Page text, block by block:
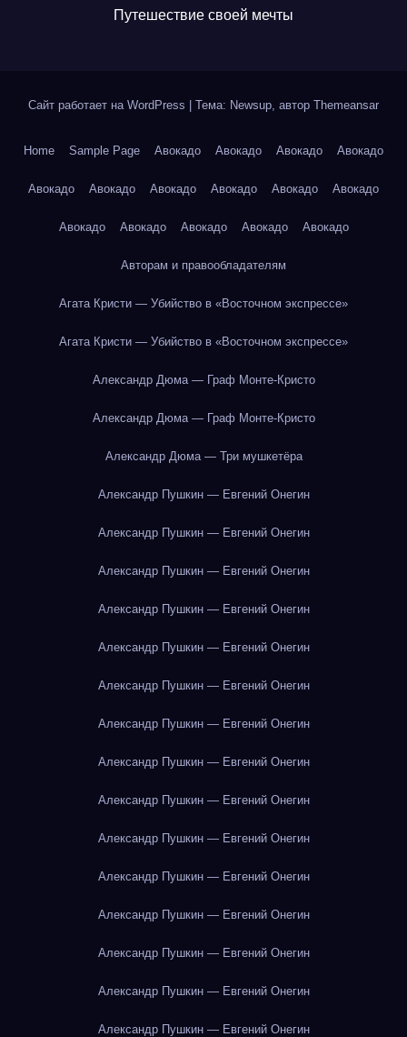
Путешествие своей мечты
Сайт работает на WordPress Тема: Newsup, автор Themeansar
Home Sample Page Авокадо Авокадо Авокадо Авокадо
Авокадо Авокадо Авокадо Авокадо Авокадо Авокадо
Авокадо Авокадо Авокадо Авокадо Авокадо
Авторам и правообладателям
Агата Кристи — Убийство в «Восточном экспрессе»
Агата Кристи — Убийство в «Восточном экспрессе»
Александр Дюма — Граф Монте-Кристо
Александр Дюма — Граф Монте-Кристо
Александр Дюма — Три мушкетёра
Александр Пушкин — Евгений Онегин
Александр Пушкин — Евгений Онегин
Александр Пушкин — Евгений Онегин
Александр Пушкин — Евгений Онегин
Александр Пушкин — Евгений Онегин
Александр Пушкин — Евгений Онегин
Александр Пушкин — Евгений Онегин
Александр Пушкин — Евгений Онегин
Александр Пушкин — Евгений Онегин
Александр Пушкин — Евгений Онегин
Александр Пушкин — Евгений Онегин
Александр Пушкин — Евгений Онегин
Александр Пушкин — Евгений Онегин
Александр Пушкин — Евгений Онегин
Александр Пушкин — Евгений Онегин